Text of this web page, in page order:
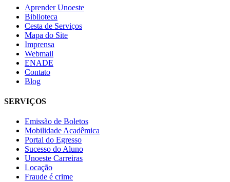
Aprender Unoeste
Biblioteca
Cesta de Serviços
Mapa do Site
Imprensa
Webmail
ENADE
Contato
Blog
SERVIÇOS
Emissão de Boletos
Mobilidade Acadêmica
Portal do Egresso
Sucesso do Aluno
Unoeste Carreiras
Locação
Fraude é crime